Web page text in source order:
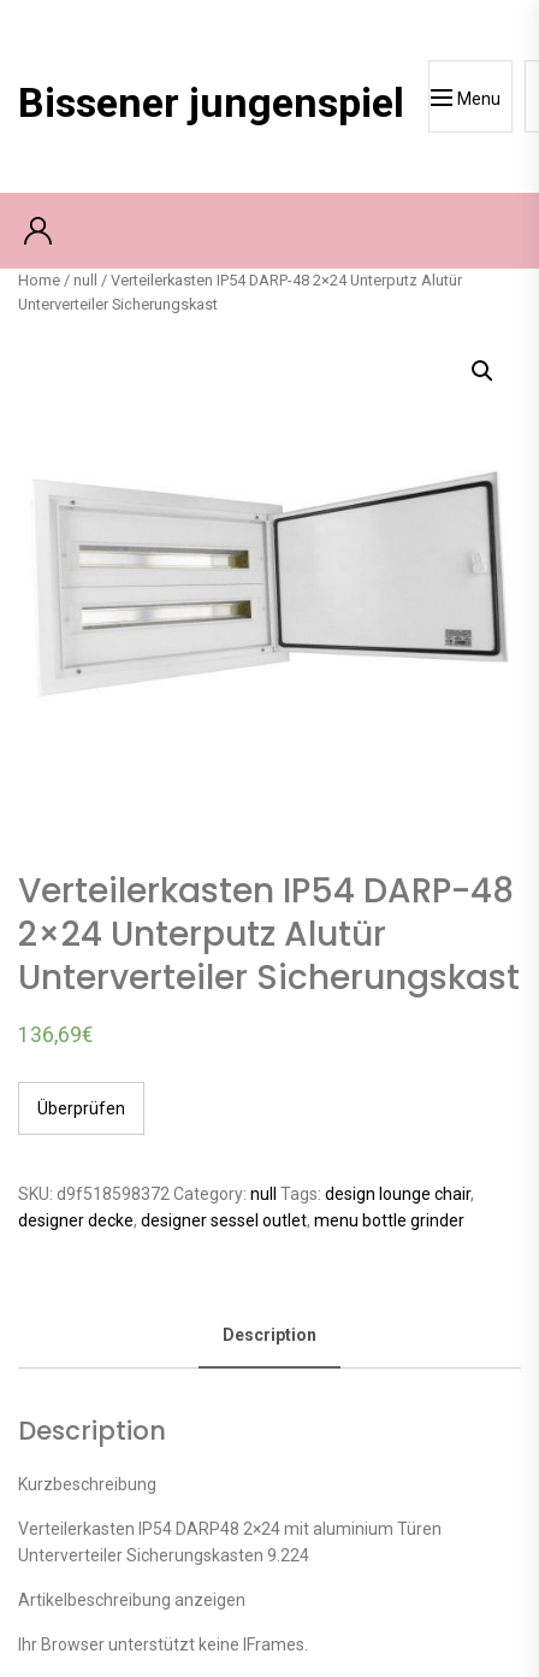
Bissener jungenspiel Menu
Home / null
/ Verteilerkasten IP54 DARP-48 2×24 Unterputz Alutür
Unterverteiler Sicherungskast
Verteilerkasten IP54 DARP-48
2×24 Unterputz Alutür
Unterverteiler Sicherungskast
136,69€
Überprüfen
SKU: d9f518598372 Category: null Tags: design lounge chair,
designer decke, designer sessel outlet, menu bottle grinder
Description
Description
Kurzbeschreibung
Verteilerkasten IP54 DARP48 2×24 mit aluminium Türen
Unterverteiler Sicherungskasten 9.224
Artikelbeschreibung anzeigen
Ihr Browser unterstützt keine IFrames.